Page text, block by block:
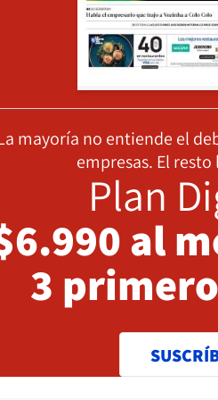
mayoría no entiende el
empresas. El resto
Plan
al
3